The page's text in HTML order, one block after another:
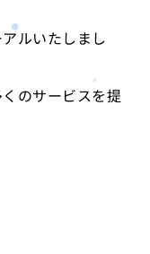
ルいたしまし
のサービスを提